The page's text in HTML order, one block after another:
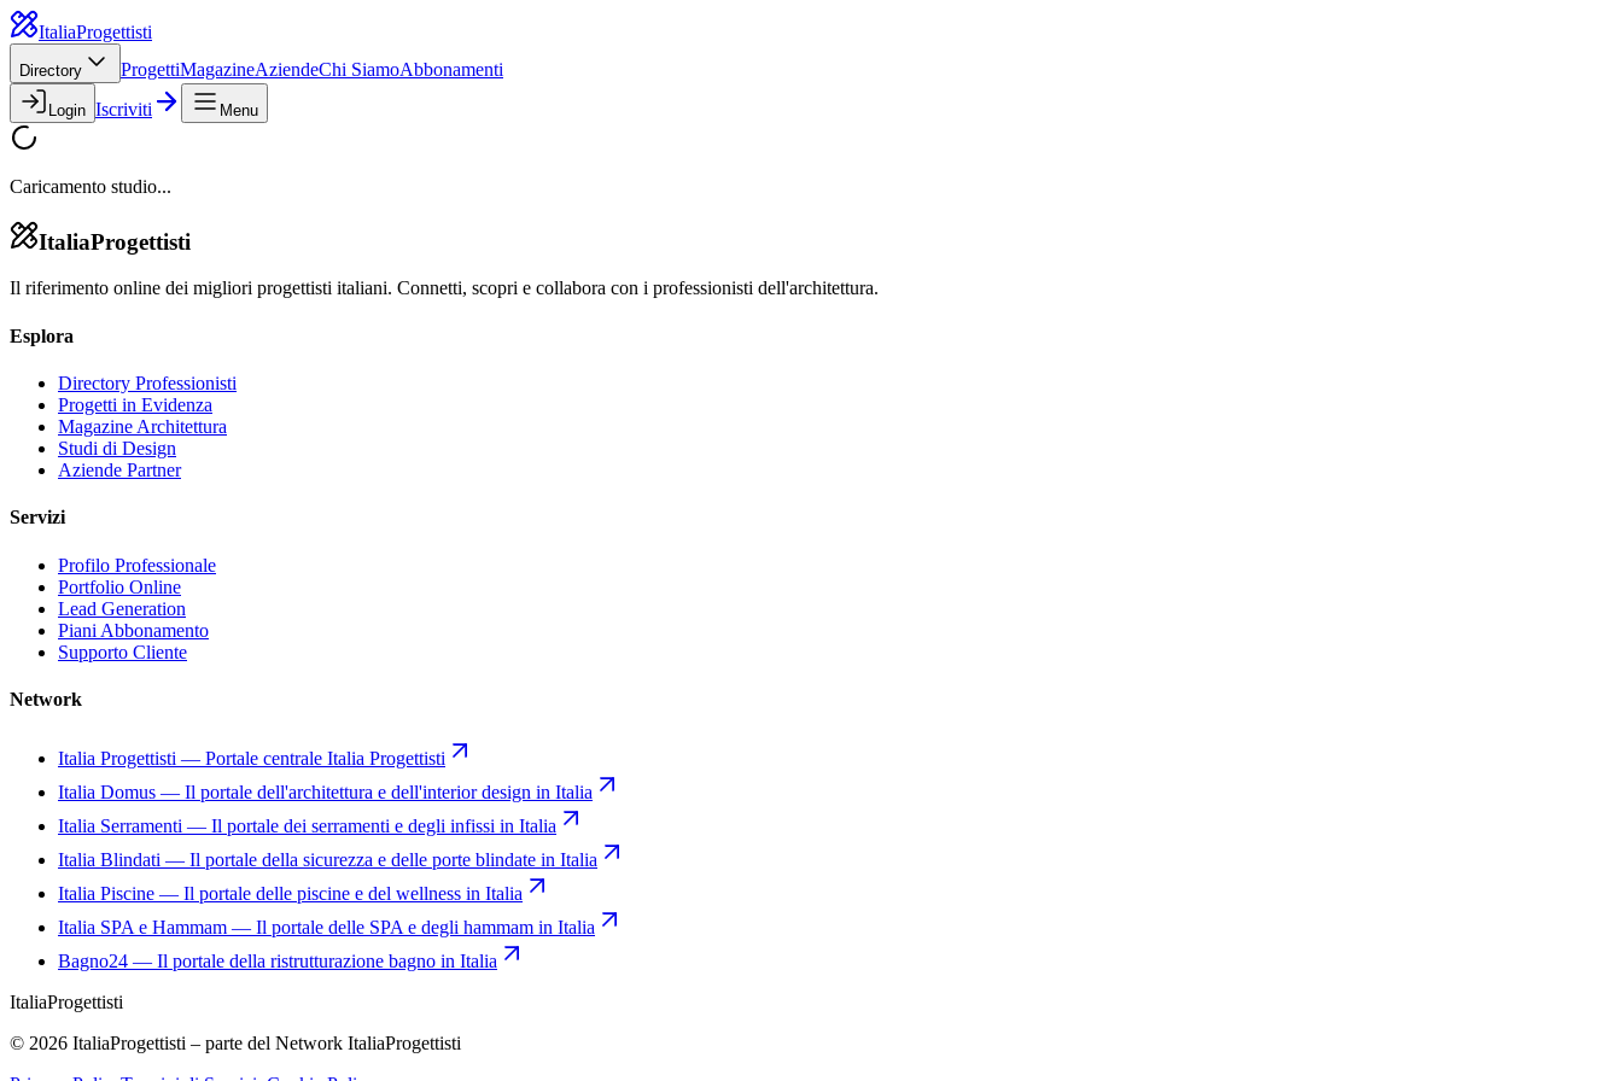
ItaliaProgettisti
Directory ProgettiMagazineAziendeChi SiamoAbbonamenti
Login Iscriviti Menu
Caricamento studio...
ItaliaProgettisti
Il riferimento online dei migliori progettisti italiani. Connetti, scopri e collabora con i professionisti dell'architettura.
Esplora
Directory Professionisti
Progetti in Evidenza
Magazine Architettura
Studi di Design
Aziende Partner
Servizi
Profilo Professionale
Portfolio Online
Lead Generation
Piani Abbonamento
Supporto Cliente
Network
Italia Progettisti — Portale centrale Italia Progettisti
Italia Domus — Il portale dell'architettura e dell'interior design in Italia
Italia Serramenti — Il portale dei serramenti e degli infissi in Italia
Italia Blindati — Il portale della sicurezza e delle porte blindate in Italia
Italia Piscine — Il portale delle piscine e del wellness in Italia
Italia SPA e Hammam — Il portale delle SPA e degli hammam in Italia
Bagno24 — Il portale della ristrutturazione bagno in Italia
ItaliaProgettisti
© 2026 ItaliaProgettisti – parte del Network ItaliaProgettisti